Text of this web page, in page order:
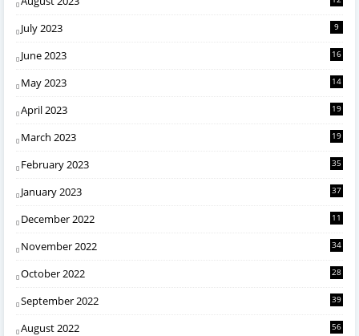
July 2023 9
June 2023 16
May 2023 14
April 2023 19
March 2023 19
February 2023 35
January 2023 37
December 2022 11
November 2022 34
October 2022 28
September 2022 39
August 2022 56